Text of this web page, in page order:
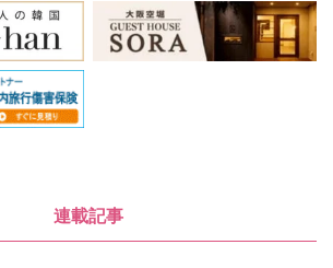
連載記事